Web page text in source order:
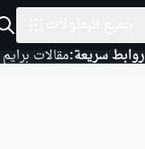
روابط سريعة:مقالات برايم